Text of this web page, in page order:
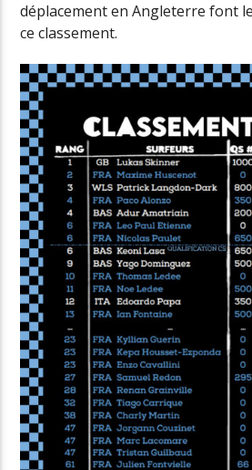
déplacement en Angleterre font
ce classement.